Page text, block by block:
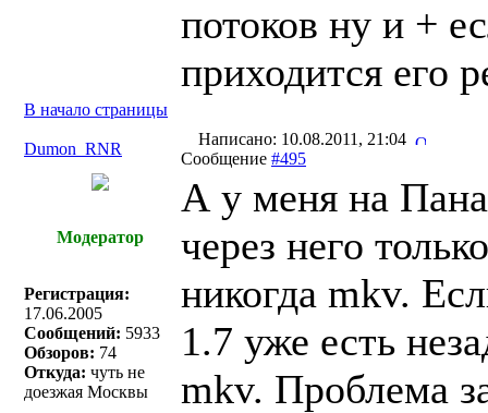
потоков ну и +
приходится его
В начало страницы
Dumon_RNR
Написано: 10.08.2011, 21:04
Сообщение #495
Модератор
Регистрация:
17.06.2005
Сообщений: 5933
Обзоров: 74
Откуда: чуть не
доезжая Москвы
А у меня на
через него
никогда mkv.
1.7 уже есть
mkv. Проблема